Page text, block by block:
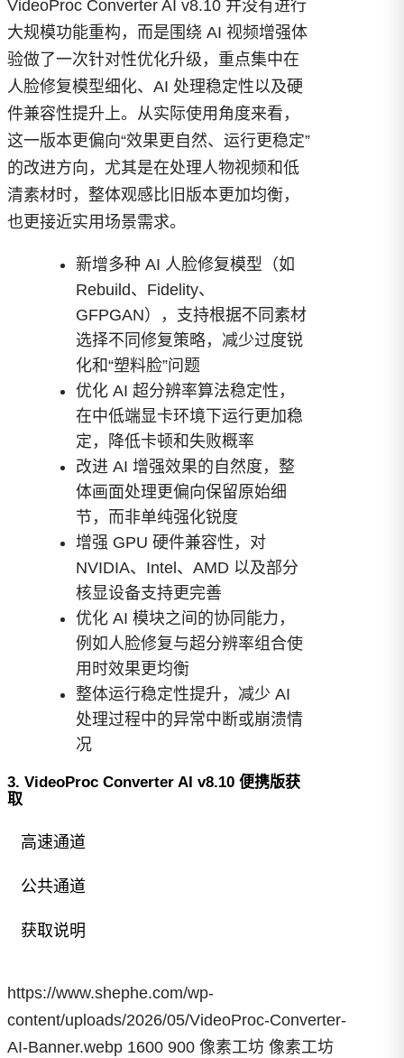
VideoProc Converter AI v8.10 并没有进行
大规模功能重构，而是围绕 AI 视频增强体
验做了一次针对性优化升级，重点集中在
人脸修复模型细化、AI 处理稳定性以及硬
件兼容性提升上。从实际使用角度来看，
这一版本更偏向“效果更自然、运行更稳定”
的改进方向，尤其是在处理人物视频和低
清素材时，整体观感比旧版本更加均衡，
也更接近实用场景需求。
新增多种 AI 人脸修复模型（如
Rebuild、Fidelity、
GFPGAN），支持根据不同素材
选择不同修复策略，减少过度锐
化和“塑料脸”问题
优化 AI 超分辨率算法稳定性，
在中低端显卡环境下运行更加稳
定，降低卡顿和失败概率
改进 AI 增强效果的自然度，整
体画面处理更偏向保留原始细
节，而非单纯强化锐度
增强 GPU 硬件兼容性，对
NVIDIA、Intel、AMD 以及部分
核显设备支持更完善
优化 AI 模块之间的协同能力，
例如人脸修复与超分辨率组合使
用时效果更均衡
整体运行稳定性提升，减少 AI
处理过程中的异常中断或崩溃情
况
3. VideoProc Converter AI v8.10 便携版获
取
高速通道
直链（免登录、免 App 高速通道）
0.50 解锁 开通会员
公共通道
你真的需要么？以下内容需要真人验证，
发表评论（免登录）后即可查看...
获取说明
https://www.shephe.com/wp-
content/uploads/2026/05/VideoProc-Converter-
AI-Banner.webp 1600 900 像素工坊 像素工坊